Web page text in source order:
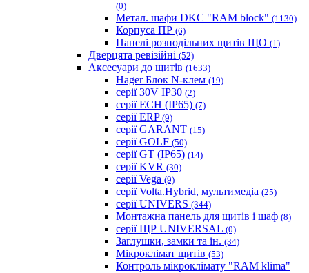
(0)
Метал. шафи DKC "RAM block" (1130)
Корпуса ПР (6)
Панелі розподільних щитів ЩО (1)
Дверцята ревізійні (52)
Аксесуари до щитів (1633)
Hager Блок N-клем (19)
серії 30V IP30 (2)
серії ECH (IP65) (7)
серії ERP (9)
серії GARANT (15)
серії GOLF (50)
серії GT (IP65) (14)
серії KVR (30)
серії Vega (9)
серії Volta.Hybrid, мультимедіа (25)
серії UNIVERS (344)
Монтажна панель для щитів і шаф (8)
серії ЩР UNIVERSAL (0)
Заглушки, замки та ін. (34)
Мікроклімат щитів (53)
Контроль мікроклімату "RAM klima"